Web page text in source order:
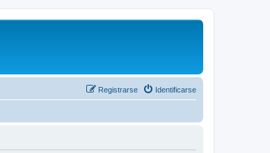
Identificarse
Registrarse